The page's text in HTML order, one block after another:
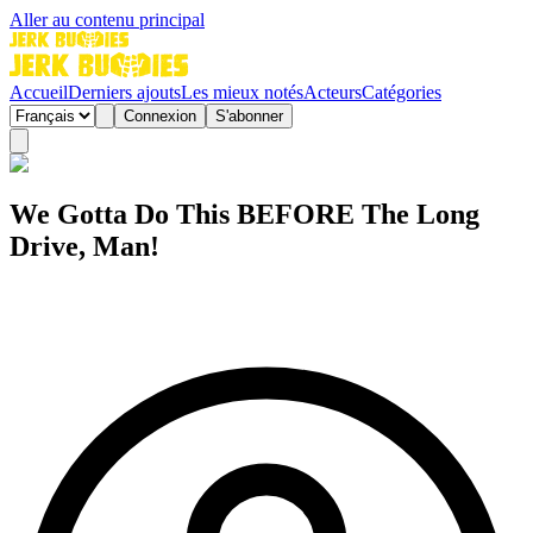
Aller au contenu principal
AccueilDerniers ajoutsLes mieux notésActeursCatégories
Connexion S'abonner
We Gotta Do This BEFORE The Long
Drive, Man!